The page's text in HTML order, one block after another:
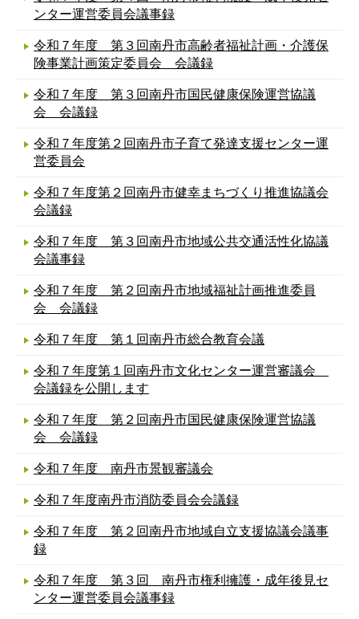
ンター運営委員会議事録
令和７年度 第３回南丹市高齢者福祉計画・介護保
険事業計画策定委員会 会議録
令和７年度 第３回南丹市国民健康保険運営協議
会 会議録
令和７年度第２回南丹市子育て発達支援センター運
営委員会
令和７年度第２回南丹市健幸まちづくり推進協議会
会議録
令和７年度 第３回南丹市地域公共交通活性化協議
会議事録
令和７年度 第２回南丹市地域福祉計画推進委員
会 会議録
令和７年度 第１回南丹市総合教育会議
令和７年度第１回南丹市文化センター運営審議会
会議録を公開します
令和７年度 第２回南丹市国民健康保険運営協議
会 会議録
令和７年度 南丹市景観審議会
令和７年度南丹市消防委員会会議録
令和７年度 第２回南丹市地域自立支援協議会議事
録
令和７年度 第３回 南丹市権利擁護・成年後見セ
ンター運営委員会議事録